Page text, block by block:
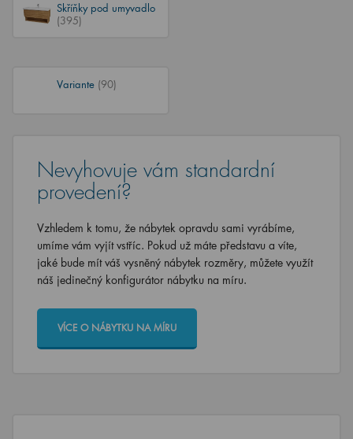
Skříňky pod umyvadlo
(395)
Variante (90)
Nevyhovuje vám standardní
provedení?
Vzhledem k tomu, že nábytek opravdu sami vyrábíme,
umíme vám vyjít vstříc. Pokud už máte představu a víte,
jaké bude mít váš vysněný nábytek rozměry, můžete využít
náš jedinečný konfigurátor nábytku na míru.
VÍCE O NÁBYTKU NA MÍRU